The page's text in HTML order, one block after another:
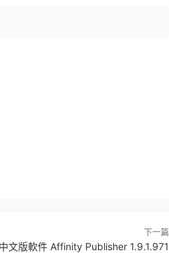
下一篇
文版軟件 Affinity Publisher 1.9.1.971